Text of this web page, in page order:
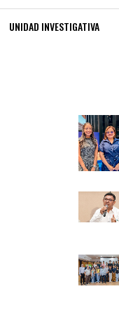
UNIDAD INVESTIGATIVA